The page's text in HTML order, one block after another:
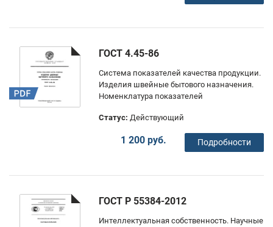
ГОСТ 4.45-86
Система показателей качества продукции.
Изделия швейные бытового назначения.
Номенклатура показателей
Статус: Действующий
1 200 руб. Подробности
ГОСТ Р 55384-2012
Интеллектуальная собственность. Научные